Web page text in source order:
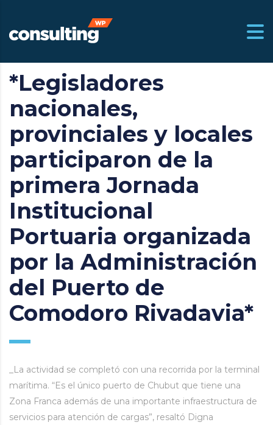
*Legisladores
nacionales,
provinciales y locales
participaron de la
primera Jornada
Institucional
Portuaria organizada
por la Administración
del Puerto de
Comodoro Rivadavia*
_La actividad se completó con una recorrida por la terminal
marítima. “Es el único puerto de Chubut que tiene una
Zona Franca además de una importante infraestructura de
servicios para atención de cargas”, resaltó Digna